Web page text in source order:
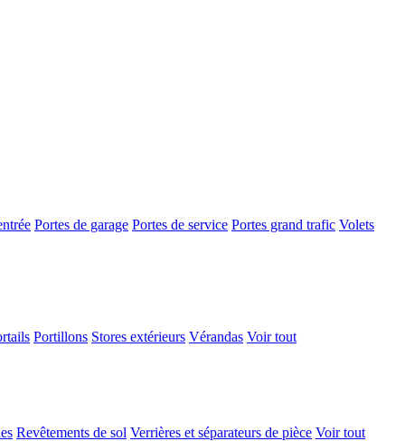
Portes de garage Portes de service Portes grand trafic Volets
Portillons Stores extérieurs Vérandas Voir tout
Revêtements de sol Verrières et séparateurs de pièce Voir tout